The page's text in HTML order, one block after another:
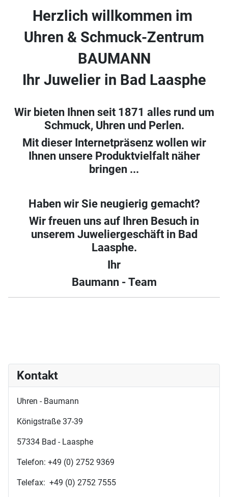
Herzlich willkommen im
Uhren & Schmuck-Zentrum
BAUMANN
Ihr Juwelier in Bad Laasphe
Wir bieten Ihnen seit 1871 alles rund um
Schmuck, Uhren und Perlen.
Mit dieser Internetpräsenz wollen wir
Ihnen unsere Produktvielfalt näher
bringen ...
Haben wir Sie neugierig gemacht?
Wir freuen uns auf Ihren Besuch in
unserem Juweliergeschäft in Bad
Laasphe.
Ihr
Baumann - Team
Kontakt
Uhren - Baumann
Königstraße 37-39
57334 Bad - Laasphe
Telefon: +49 (0) 2752 9369
Telefax: +49 (0) 2752 7555